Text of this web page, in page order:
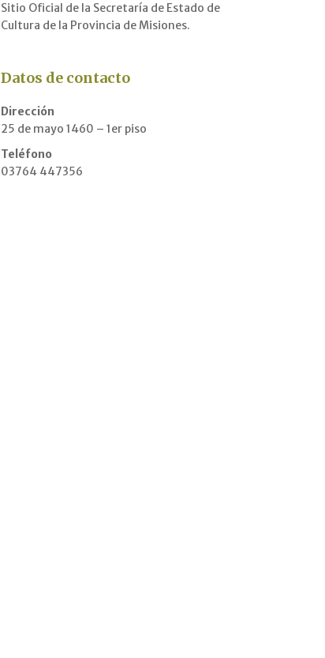
Sitio Oficial de la Secretaría de Estado de
Cultura de la Provincia de Misiones.
Datos de contacto
Dirección
25 de mayo 1460 – 1er piso
Teléfono
03764 447356